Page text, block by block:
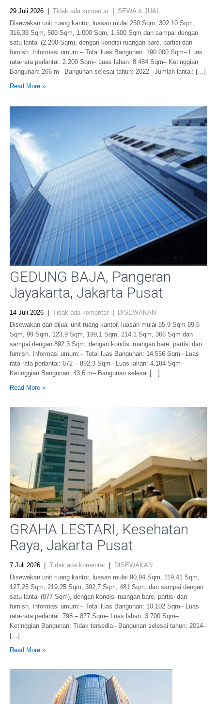
29 Juli 2026 Tidak ada komentar
SEWA & JUAL
Disewakan unit ruang kantor, luasan mulai 250 Sqm, 302,10 Sqm,
316,38 Sqm, 500 Sqm, 1.000 Sqm, 1.500 Sqm dan sampai dengan
satu lantai (2.200 Sqm), dengan kondisi ruangan bare, partisi dan
furnish. Informasi umum:– Total luas Bangunan: 190.000 Sqm– Luas
rata-rata perlantai: 2.200 Sqm– Luas lahan: 8.484 Sqm– Ketinggian
Bangunan: 266 m– Bangunan selesai tahun: 2022– Jumlah lantai: […]
Read More »
GEDUNG BAJA, Pangeran
Jayakarta, Jakarta Pusat
14 Juli 2026 | Tidak ada komentar | DISEWAKAN
Disewakan dan dijual unit ruang kantor, luasan mulai 55,9 Sqm 89,6
Sqm, 99 Sqm, 123,9 Sqm, 199,1 Sqm, 214,1 Sqm, 366 Sqm dan
sampai dengan 892,3 Sqm, dengan kondisi ruangan bare, partisi dan
furnish. Informasi umum:– Total luas Bangunan: 14.556 Sqm– Luas
rata-rata perlantai: 672 – 892,3 Sqm– Luas lahan: 4.184 Sqm–
Ketinggian Bangunan: 43,6 m– Bangunan selesai […]
Read More »
GRAHA LESTARI, Kesehatan
Raya, Jakarta Pusat
7 Juli 2026 Tidak ada komentar
DISEWAKAN
Disewakan unit ruang kantor, luasan mulai 90,94 Sqm, 119,41 Sqm,
127,25 Sqm, 219,25 Sqm, 302,7 Sqm, 481 Sqm, dan sampai dengan
satu lantai (877 Sqm), dengan kondisi ruangan bare, partisi dan
furnish. Informasi umum:– Total luas Bangunan: 10.102 Sqm– Luas
rata-rata perlantai: 798 – 877 Sqm– Luas lahan: 3.700 Sqm–
Ketinggian Bangunan: Tidak tersedia– Bangunan selesai tahun: 2014–
[…]
Read More »